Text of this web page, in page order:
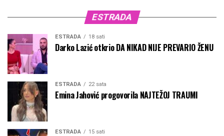
ESTRADA
ESTRADA 18 sati
Darko Lazić otkrio DA NIKAD NIJE PREVARIO ŽENU
ESTRADA 22 sata
Emina Jahović progovorila NAJTEŽOJ TRAUMI
ESTRADA 15 sati